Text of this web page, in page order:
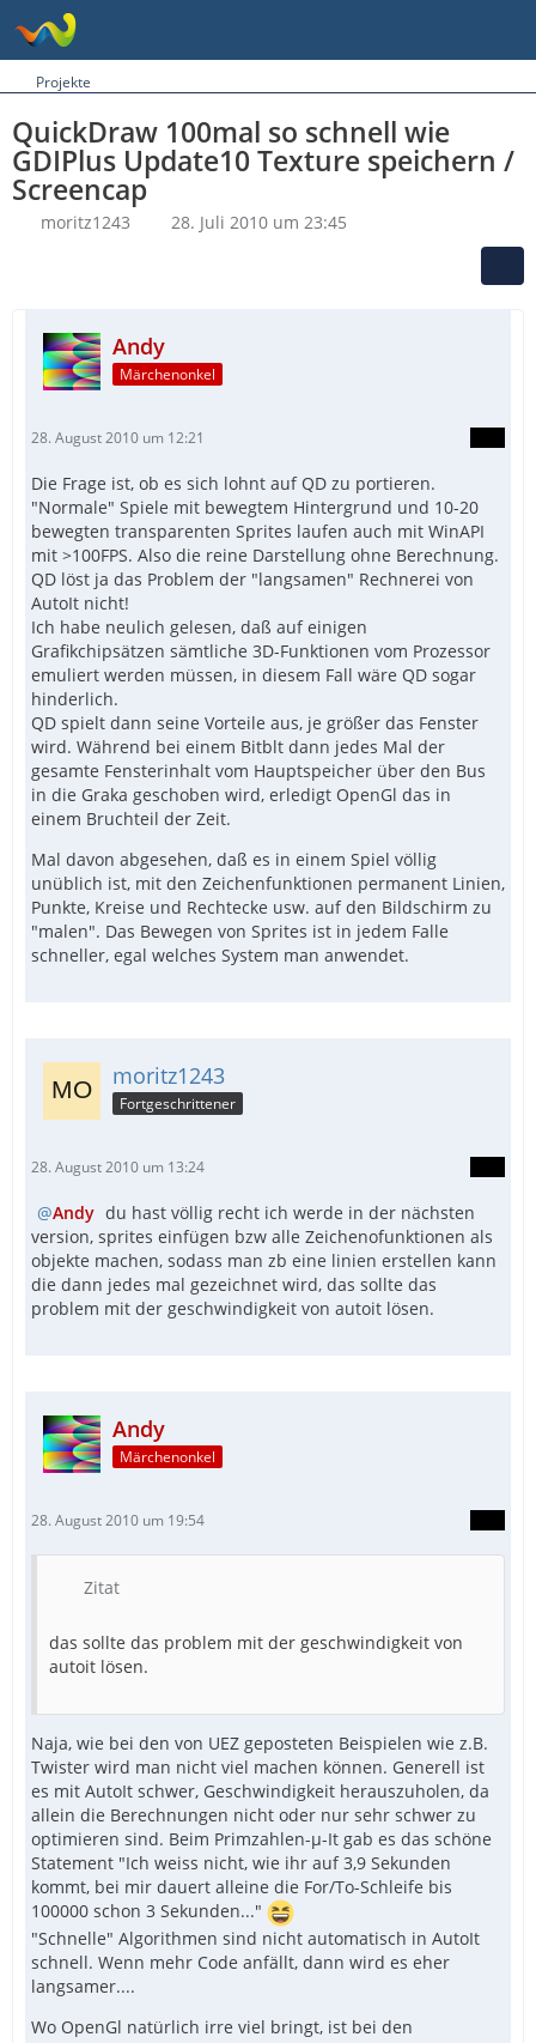
Projekte
QuickDraw 100mal so schnell wie
GDIPlus Update10 Texture speichern /
Screencap
moritz1243 28. Juli 2010 um 23:45
Andy
Märchenonkel
28. August 2010 um 12:21
Die Frage ist, ob es sich lohnt auf QD zu portieren.
"Normale" Spiele mit bewegtem Hintergrund und 10-20
bewegten transparenten Sprites laufen auch mit WinAPI
mit >100FPS. Also die reine Darstellung ohne Berechnung.
QD löst ja das Problem der "langsamen" Rechnerei von
AutoIt nicht!
Ich habe neulich gelesen, daß auf einigen
Grafikchipsätzen sämtliche 3D-Funktionen vom Prozessor
emuliert werden müssen, in diesem Fall wäre QD sogar
hinderlich.
QD spielt dann seine Vorteile aus, je größer das Fenster
wird. Während bei einem Bitblt dann jedes Mal der
gesamte Fensterinhalt vom Hauptspeicher über den Bus
in die Graka geschoben wird, erledigt OpenGl das in
einem Bruchteil der Zeit.
Mal davon abgesehen, daß es in einem Spiel völlig
unüblich ist, mit den Zeichenfunktionen permanent Linien,
Punkte, Kreise und Rechtecke usw. auf den Bildschirm zu
"malen". Das Bewegen von Sprites ist in jedem Falle
schneller, egal welches System man anwendet.
moritz1243
Fortgeschrittener
28. August 2010 um 13:24
Andy du hast völlig recht ich werde in der nächsten
version, sprites einfügen bzw alle Zeichenofunktionen als
objekte machen, sodass man zb eine linien erstellen kann
die dann jedes mal gezeichnet wird, das sollte das
problem mit der geschwindigkeit von autoit lösen.
Andy
Märchenonkel
28. August 2010 um 19:54
Zitat
das sollte das problem mit der geschwindigkeit von
autoit lösen.
Naja, wie bei den von UEZ geposteten Beispielen wie z.B.
Twister wird man nicht viel machen können. Generell ist
es mit AutoIt schwer, Geschwindigkeit herauszuholen, da
allein die Berechnungen nicht oder nur sehr schwer zu
optimieren sind. Beim Primzahlen-µ-It gab es das schöne
Statement "Ich weiss nicht, wie ihr auf 3,9 Sekunden
kommt, bei mir dauert alleine die For/To-Schleife bis
100000 schon 3 Sekunden..."
"Schnelle" Algorithmen sind nicht automatisch in AutoIt
schnell. Wenn mehr Code anfällt, dann wird es eher
langsamer....
Wo OpenGl natürlich irre viel bringt, ist bei den